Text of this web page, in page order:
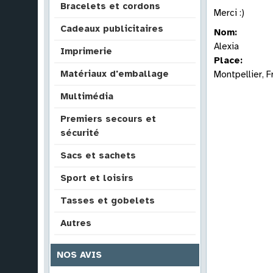
Bracelets et cordons
Cadeaux publicitaires
Imprimerie
Matériaux d'emballage
Multimédia
Premiers secours et
sécurité
Sacs et sachets
Sport et loisirs
Tasses et gobelets
Autres
NOS AVIS
Merci :)
Nom:
Alexia
Place:
Montpellier,